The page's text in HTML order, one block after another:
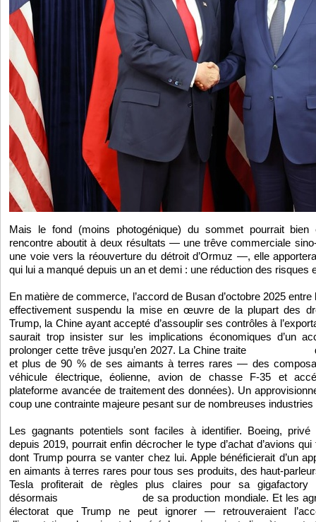
Mais le fond (moins photogénique) du sommet pourrait
rencontre aboutit à deux résultats — une trêve commerciale
une voie vers la réouverture du détroit d’Ormuz —, elle
qui lui a manqué depuis un an et demi : une réduction des risques
En matière de commerce, l’accord de Busan d’octobre 2025
effectivement suspendu la mise en œuvre de la plupart des
Trump, la Chine ayant accepté d’assouplir ses contrôles à
saurait trop insister sur les implications économiques d’un
prolonger cette trêve jusqu’en 2027. La Chine traite
et plus de 90 % de ses aimants à terres rares — des
véhicule électrique, éolienne, avion de chasse F-35 et
plateforme avancée de traitement des données). Un
coup une contrainte majeure pesant sur de nombreuses
Les gagnants potentiels sont faciles à identifier. Boeing,
depuis 2019, pourrait enfin décrocher le type d’achat d’avions
dont Trump pourra se vanter chez lui. Apple bénéficierait d’un
en aimants à terres rares pour tous ses produits, des haut-
Tesla profiterait de règles plus claires pour sa gigafactory
désormais
de sa production mondiale. Et les
électorat que Trump ne peut ignorer — retrouveraient